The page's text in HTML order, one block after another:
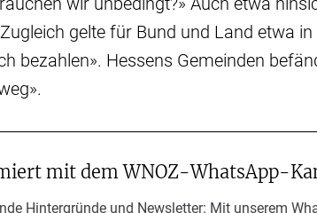
gelte für Bund und Land etwa in
bezahlen». Hessens Gemeinden
mit dem WNOZ-WhatsApp-
Hintergründe und Newsletter: Mit unserem